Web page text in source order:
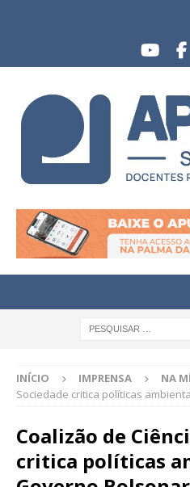
INÍCIO IMPRENSA NA
Sociedade critica políticas
Coalizão de
critica políticas